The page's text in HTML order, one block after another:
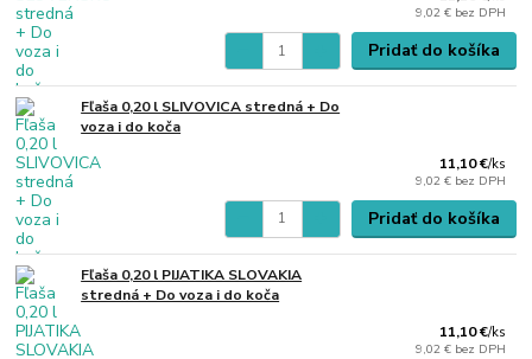
9,02 € bez DPH
Pridať do košíka
Fľaša 0,20 l SLIVOVICA stredná + Do
voza i do koča
11,10 €/ks
9,02 € bez DPH
Pridať do košíka
Fľaša 0,20 l PIJATIKA SLOVAKIA
stredná + Do voza i do koča
11,10 €/ks
9,02 € bez DPH